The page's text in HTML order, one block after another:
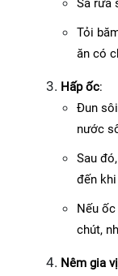
Sả rửa
Tỏi
ăn có
Hấp ốc:
Đun
nước
Sau
đến
Nếu
chút,
Nêm gia vị